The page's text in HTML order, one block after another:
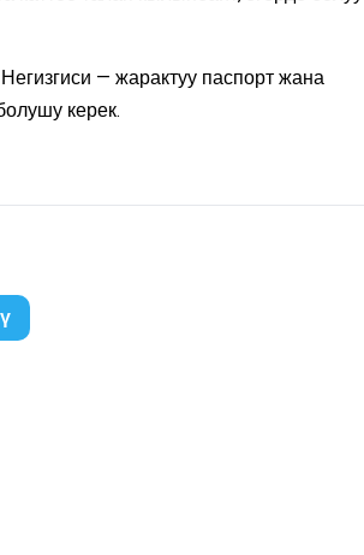
— жарактуу паспорт жана
керек.